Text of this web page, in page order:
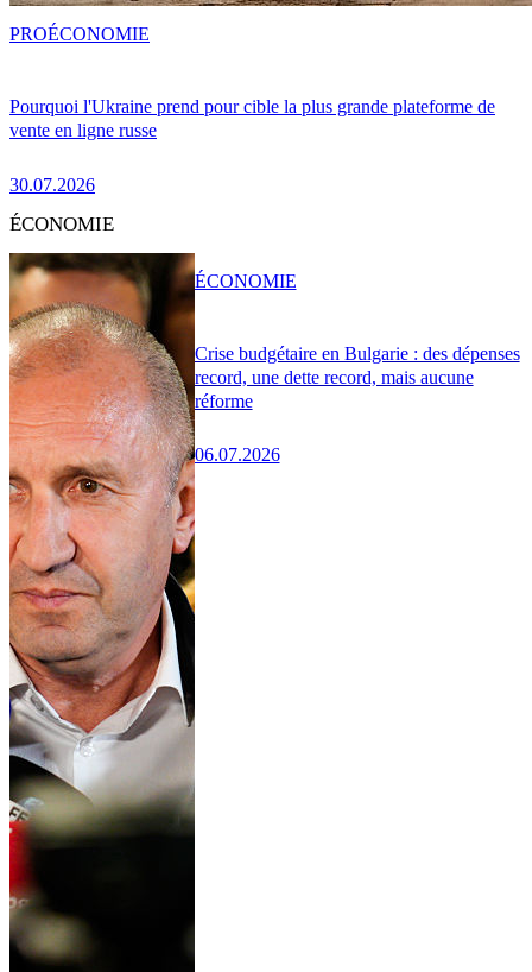
Pourquoi l'Ukraine prend pour cible la plus grande plateforme de
vente en ligne russe
30.07.2026
PROÉCONOMIE
ÉCONOMIE
Crise budgétaire en Bulgarie : des dépenses
record, une dette record, mais aucune
réforme
06.07.2026
ÉCONOMIE